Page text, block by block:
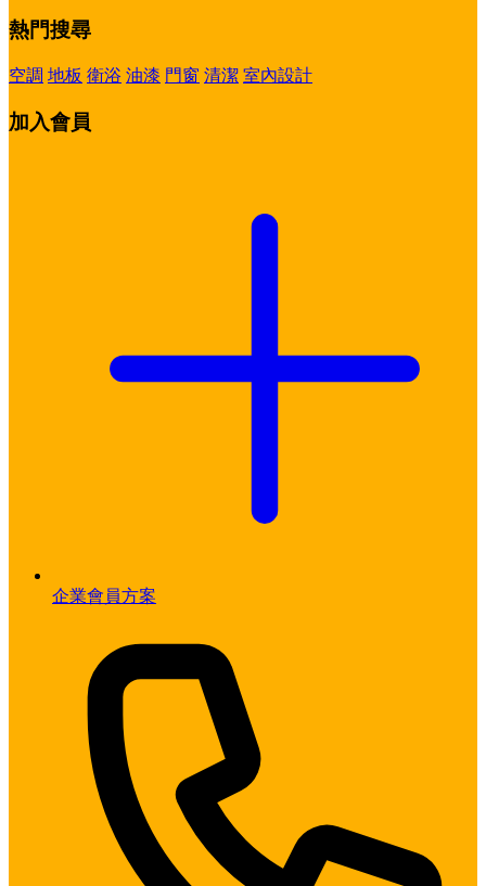
熱門搜尋
空調 地板 衛浴 油漆 門窗 清潔 室內設計
加入會員
企業會員方案